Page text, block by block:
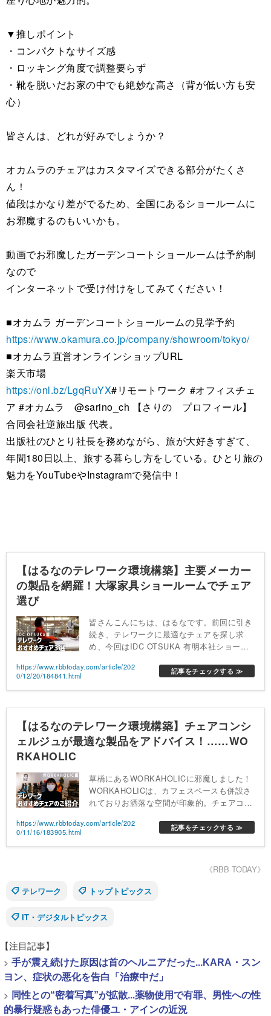
▼推しポイント
・コンパクトなサイズ感
・ロッキング角度で調整要らず
・靴を脱いだお家の中でも絶妙な高さ（背が低い方も安
心）
皆さんは、どれが好みでしょうか？
オカムラのチェアはカスタマイズできる部分がたくさ
ん！
値段はかなり差がでるため、全国にあるショールームに
お邪魔するのもいいかも。
動画でお邪魔したガーデンコートショールームは予約制
なので
インターネットで受け付けをしてみてください！
■オカムラ ガーデンコートショールームの見学予約
https://www.okamura.co.jp/company/showroom/tokyo/
■オカムラ直営オンラインショップURL
楽天市場
https://onl.bz/LgqRuYX#リモートワーク #オフィスチェ
ア #オカムラ @sarino_ch 【さりの プロフィール】
合同会社逆旅出版 代表。
出版社のひとり社長を務めながら、旅が大好きすぎて、
年間180日以上、旅する暮らし方をしている。ひとり旅の
魅力をYouTubeやInstagramで発信中！
【はるなのテレワーク環境構築】主要メーカー
の製品を網羅！大塚家具ショールームでチェア
選び
皆さんこんにちは、はるなです。前回に引き
続き、テレワークに最適なチェアを探し求
め、今回はIDC OTSUKA 有明本社ショール
介した有明本社だけでなく、大阪や名古屋、
機能なワークチェアやデスクなど様々なブラ
ンドのアイテムを体感して比較できるので、
自分の体に合ったチェアをお探しの方は是非
一度お近くのショールームに足を運んでみて
ください
https://www.rbbtoday.com/article/202
0/12/20/184841.html
記事をチェックする ≫
【はるなのテレワーク環境構築】チェアコンシ
ェルジュが最適な製品をアドバイス！……WO
RKAHOLIC
草橋にあるWORKAHOLICに邪魔しました！
WORKAHOLICは、カフェスペースも併設さ
れておりお洒落な空間が印象的。チェアコン
のお悩みに合わせて最適な一脚を提案してく
座り方やアームレストの活用方法についても
https://www.rbbtoday.com/article/202
0/11/16/183905.html
記事をチェックする ≫
《RBB TODAY》
テレワーク
トップトピックス
IT・デジタルトピックス
【注目記事】
> 手が震え続けた原因は首のヘルニアだった...KARA・スン
ヨン、症状の悪化を告白「治療中だ」
> 同性との“密着写真”が拡散...薬物使用で有罪、男性への性
的暴行疑惑もあった俳優ユ・アインの近況